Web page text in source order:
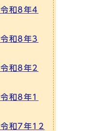
和8年4
和8年3
和8年2
和8年1
和7年12